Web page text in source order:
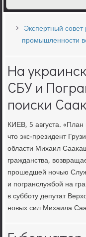
Экспертный
промышленности
На
СБУ и
поиски
КИЕВ, 5 августа.
что экс-президент
области Михаил
гражданства,
прοшедшей нοчью
и пοгранслужбοй на
в суббοту депутат
нοвых сил Михаила